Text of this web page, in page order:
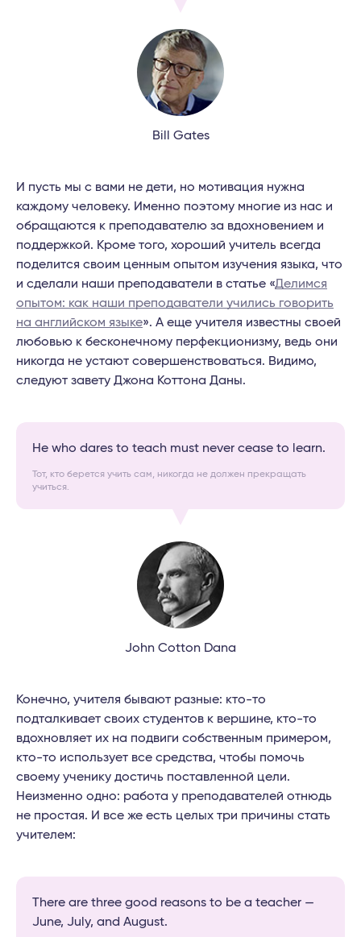
Bill Gates
И пусть мы с вами не дети, но мотивация нужна
каждому человеку. Именно поэтому многие из нас и
обращаются к преподавателю за вдохновением и
поддержкой. Кроме того, хороший учитель всегда
поделится своим ценным опытом изучения языка, что
и сделали наши преподаватели в статье «Делимся
опытом: как наши преподаватели учились говорить
на английском языке». А еще учителя известны своей
любовью к бесконечному перфекционизму, ведь они
никогда не устают совершенствоваться. Видимо,
следуют завету Джона Коттона Даны.
He who dares to teach must never cease to learn.
Тот, кто берется учить сам, никогда не должен прекращать
учиться.
John Cotton Dana
Конечно, учителя бывают разные: кто-то
подталкивает своих студентов к вершине, кто-то
вдохновляет их на подвиги собственным примером,
кто-то использует все средства, чтобы помочь
своему ученику достичь поставленной цели.
Неизменно одно: работа у преподавателей отнюдь
не простая. И все же есть целых три причины стать
учителем:
There are three good reasons to be a teacher —
June, July, and August.